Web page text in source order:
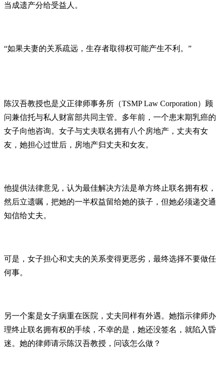
当成遗产分给受益人。
“如果夫妻的关系疏远，生存者取得权可能产生不利。”
陈汉吾教授也是义正律师事务所（TSMP Law Corporation）顾
问兼信托与私人财富部共同主管。多年前，一个患末期乳癌的
女子向他咨询。女子与丈夫联名拥有八个房地产，丈夫有女
友，她担心过世后，房地产归丈夫和女友。
他提供法律意见，认为最佳解决方法是单方终止联名拥有权，
然后立遗嘱，把她的一半权益留给她的孩子，但她必须递交通
知信给丈夫。
可是，女子担心和丈夫的关系变得更恶劣，最终选择不要做任
何事。
另一个案是女子病重在医院，丈夫同样有外遇。她指示律师办
理终止联名拥有权的手续，不幸的是，她还没签名，就陷入昏
迷。她的律师请示陈汉吾教授，问该怎么做？